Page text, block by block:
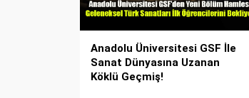
Anadolu Üniversitesi GSF İle
Sanat Dünyasına Uzanan
Köklü Geçmiş!